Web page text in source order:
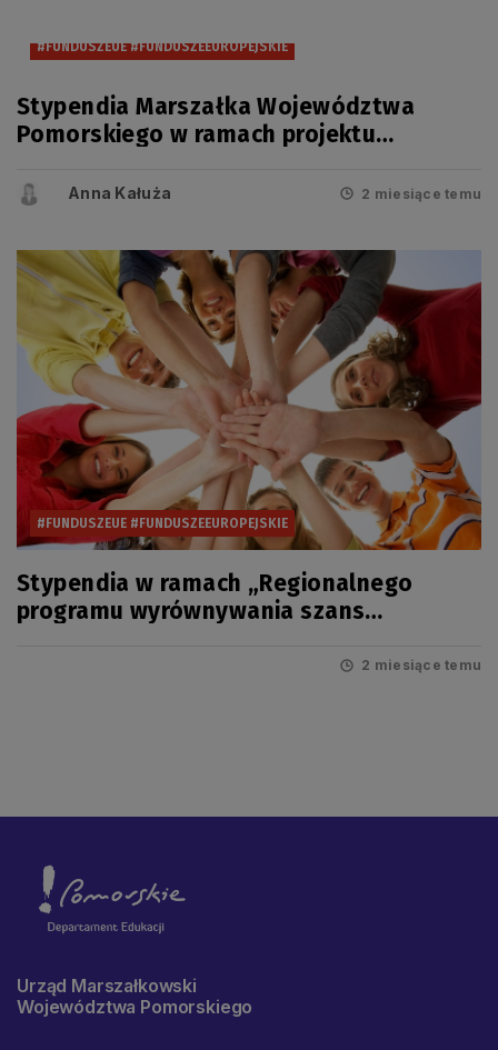
#FUNDUSZEUE #FUNDUSZEEUROPEJSKIE
Stypendia Marszałka Województwa
Pomorskiego w ramach projektu
szkolnictwa zawodowego” na rok
Anna Kałuża 2 miesiące temu
#FUNDUSZEUE #FUNDUSZEEUROPEJSKIE
Stypendia w ramach „Regionalnego
programu wyrównywania szans
2 miesiące temu
Urząd Marszałkowski
Województwa Pomorskiego